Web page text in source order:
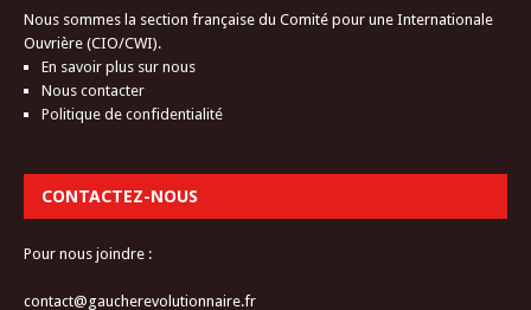
Nous sommes la section française du Comité pour une Internationale
Ouvrière (CIO/CWI).
En savoir plus sur nous
Nous contacter
Politique de confidentialité
CONTACTEZ-NOUS
Pour nous joindre :
contact@gaucherevolutionnaire.fr